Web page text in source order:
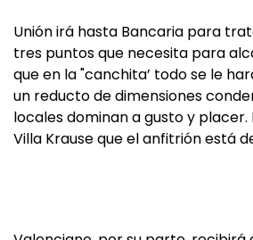
Unión irá hasta Bancaria para
tres puntos que necesita para
que en la "canchita’ todo se le
un reducto de dimensiones
locales dominan a gusto y placer.
Villa Krause que el anfitrión está